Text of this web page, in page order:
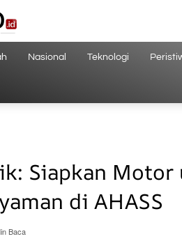
Nasional Teknologi
Siapkan Motor
di AHASS
Baca